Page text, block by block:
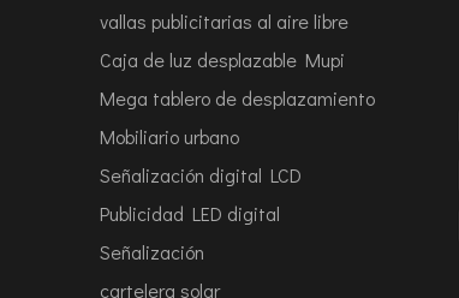
vallas publicitarias al aire libre
Caja de luz desplazable Mupi
Mega tablero de desplazamiento
Mobiliario urbano
Señalización digital LCD
Publicidad LED digital
Señalización
cartelera solar